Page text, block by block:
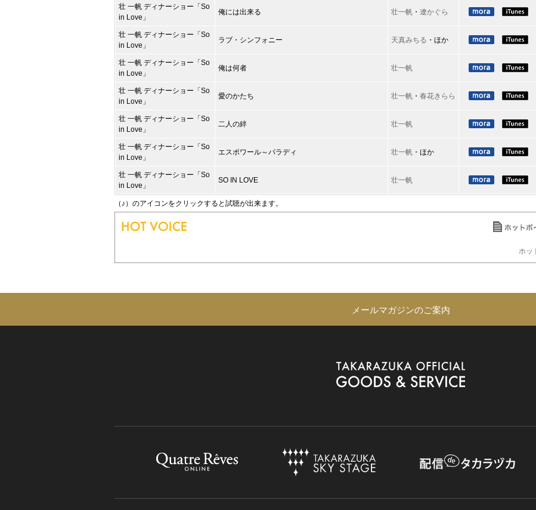
壮 一帆 ディナーショー「So
in Love」
俺には出来る 壮一帆 ・ 遼かぐら
壮 一帆 ディナーショー「So
in Love」
ラブ・シンフォニー 天真みちる ・ほか
壮 一帆 ディナーショー「So
in Love」
俺は何者 壮一帆
壮 一帆 ディナーショー「So
in Love」
愛のかたち 壮一帆 ・ 春花きらら
壮 一帆 ディナーショー「So
in Love」
二人の絆 壮一帆
壮 一帆 ディナーショー「So
in Love」
エスポワール～パラディ 壮一帆 ・ほか
壮 一帆 ディナーショー「So
in Love」
SO IN LOVE 壮一帆
（♪）のアイコンをクリックすると試聴が出来ます。
ホッ
メールマガジンのご案内